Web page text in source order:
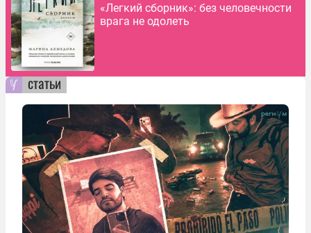
«Легкий сборник»: без человечности
врага не одолеть
статьи